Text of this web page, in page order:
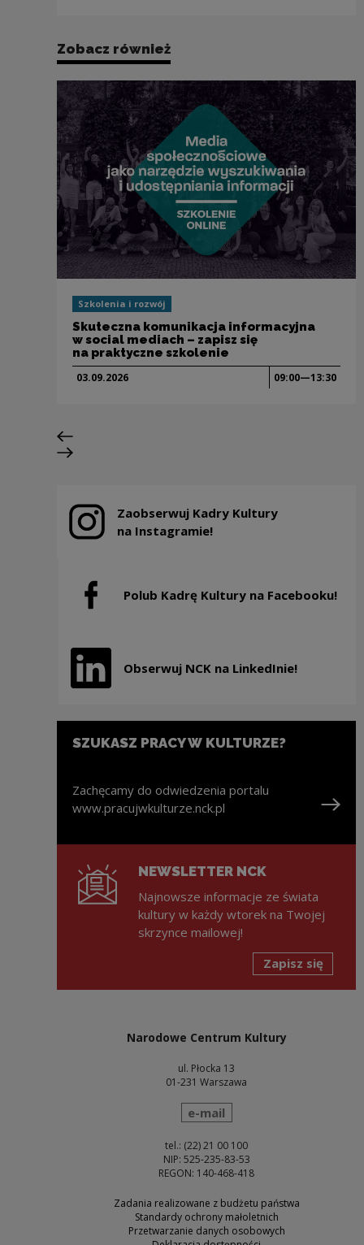
Zobacz również
Szkolenia i rozwój
Skuteczna komunikacja informacyjna
w social mediach – zapisz się
na praktyczne szkolenie
03.09.2026 09:00—13:30
Poprzedni slajd
Następny slajd
Zaobserwuj Kadry Kultury
na Instagramie!
Uwaga, link zostanie otwarty w nowym oknie
Polub Kadrę Kultury na Facebooku!
Uwaga, link zostanie otwarty w nowym oknie
Obserwuj NCK na LinkedInie!
Uwaga, link zostanie otwarty w nowym oknie
SZUKASZ PRACY W KULTURZE?
Zachęcamy do odwiedzenia portalu
www.pracujwkulturze.nck.pl
NEWSLETTER NCK
Najnowsze informacje ze świata
kultury w każdy wtorek na Twojej
skrzynce mailowej!
Zapisz się
Narodowe Centrum Kultury
ul. Płocka 13
01-231 Warszawa
wyślij wiadomość
e-mail
tel.: (22) 21 00 100
NIP: 525-235-83-53
REGON: 140-468-418
Zadania realizowane z budżetu państwa
Standardy ochrony małoletnich
Przetwarzanie danych osobowych